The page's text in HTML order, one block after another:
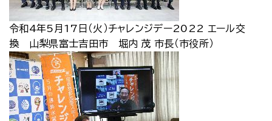
令和4年5月17日（火）チャレンジデー2022 エール交
換 山梨県富士吉田市 堀内 茂 市長（市役所）